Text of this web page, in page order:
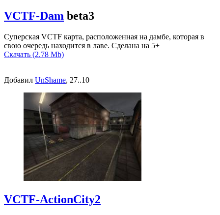
VCTF-Dam beta3
Суперская VCTF карта, расположенная на дамбе, которая в
свою очередь находится в лаве. Сделана на 5+
Скачать (2.78 Mb)
Добавил UnShame, 27..10
VCTF-ActionCity2